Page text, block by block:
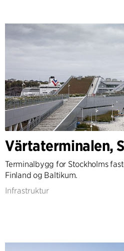
Värtaterminalen,
Terminalbygg for Stockholms
Finland og Baltikum.
Infrastruktur